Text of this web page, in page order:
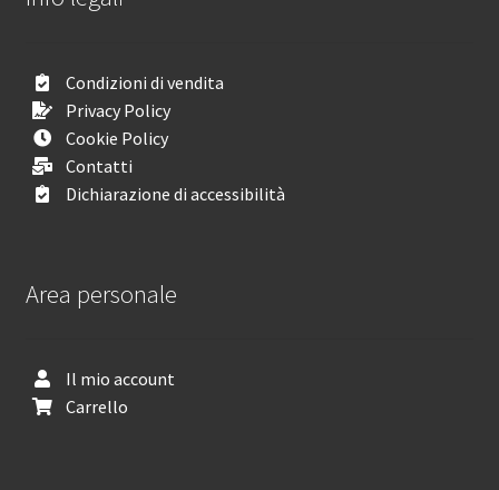
Condizioni di vendita
Privacy Policy
Cookie Policy
Contatti
Dichiarazione di accessibilità
Area personale
Il mio account
Carrello